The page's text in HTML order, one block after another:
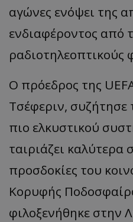
αγώνες ενόψει της
ενδιαφέροντος από
ραδιοτηλεοπτικούς
Ο πρόεδρος της
Τσέφεριν, συζήτησε
πιο ελκυστικού
ταιριάζει καλύτερα
προσδοκίες του
Κορυφής
φιλοξενήθηκε στην